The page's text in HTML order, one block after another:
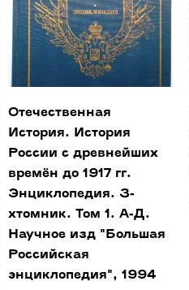
Отечественная
История. История
России с древнейших
времён до 1917 гг.
Энциклопедия. 3-
хтомник. Том 1. А-Д.
Научное изд "Большая
Российская
энциклопедия", 1994